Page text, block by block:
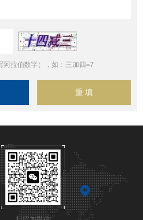
阿拉伯数字），如：三加四=7